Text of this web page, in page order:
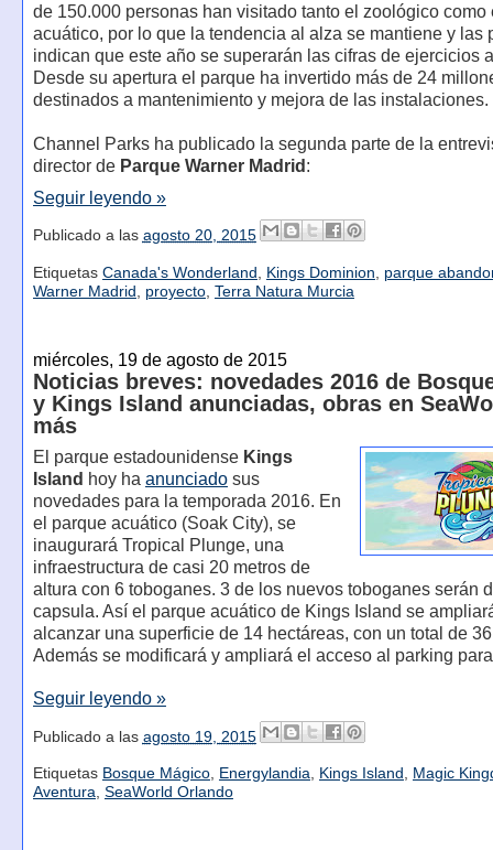
de 150.000 personas han visitado tanto el zoológico como
acuático, por lo que la tendencia al alza se mantiene y las
indican que este año se superarán las cifras de ejercicios
Desde su apertura el parque ha invertido más de 24
destinados a mantenimiento y mejora de las instalaciones.
Channel Parks ha publicado la segunda parte de la
director de Parque Warner Madrid :
Seguir leyendo »
Publicado a las agosto 20, 2015
Etiquetas Canada's Wonderland Kings Dominion
parque
Warner Madrid
proyecto, Terra Natura Murcia
miércoles, 19 de agosto de 2015
Noticias breves: novedades 2016 de
y Kings Island anunciadas, obras en
más
El parque estadounidense Kings
Island hoy ha anunciadosus
novedades para la temporada 2016. En
el parque acuático (Soak City), se
inaugurará Tropical Plunge, una
infraestructura de casi 20 metros de
altura con 6 toboganes. 3 de los nuevos toboganes serán
capsula. Así el parque acuático de Kings Island se
alcanzar una superficie de 14 hectáreas, con un total de
Además se modificará y ampliará el acceso al parking
Seguir leyendo »
Publicado a las agosto 19, 2015
Etiquetas Bosque Mágico, Energylandia Kings Island
Magic
Aventura SeaWorld Orlando